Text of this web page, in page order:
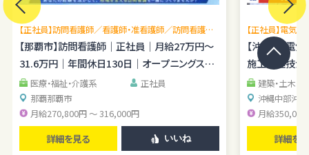
【正社員】訪問看護師／看護師・准看護師／訪問看護未
経験OK／月平均残業1時間程度／駐車場あり
【那覇市】訪問看護師｜正社員｜月給27万円～
31.6万円｜年間休日130日｜オープニングスタ
ッフ医療・福祉・介護系
正社員
那覇那覇市
月給270,800円 ～ 316,000円
詳細を見る いいね
【正社員】電気
理経験を広げら
【沖縄市】電
施工管理技
建築・土木・
沖縄中部沖
月給
詳細を